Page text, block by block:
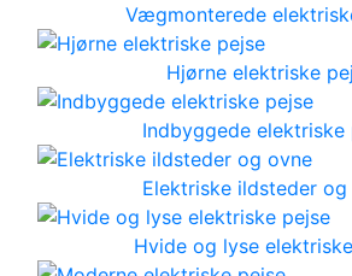
Vægmonterede
Hjørne elektriske
Indbyggede elektriske
Elektriske ildsteder og
Hvide og lyse